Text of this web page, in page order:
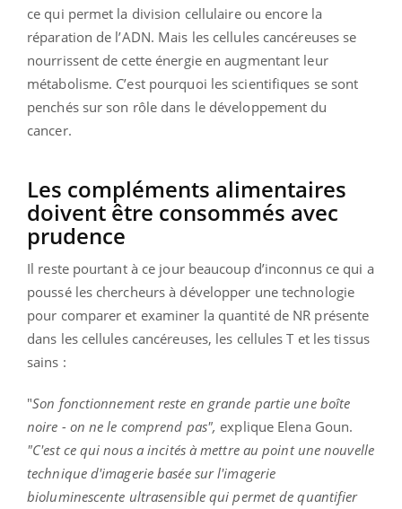
ce qui permet la division cellulaire ou encore la
réparation de l’ADN. Mais les cellules cancéreuses se
nourrissent de cette énergie en augmentant leur
métabolisme. C’est pourquoi les scientifiques se sont
penchés sur son rôle dans le développement du
cancer.
Les compléments alimentaires
doivent être consommés avec
prudence
Il reste pourtant à ce jour beaucoup d’inconnus ce qui a
poussé les chercheurs à développer une technologie
pour comparer et examiner la quantité de NR présente
dans les cellules cancéreuses, les cellules T et les tissus
sains :
"Son fonctionnement reste en grande partie une boîte
noire - on ne le comprend pas", explique Elena Goun.
"C'est ce qui nous a incités à mettre au point une nouvelle
technique d'imagerie basée sur l'imagerie
bioluminescente ultrasensible qui permet de quantifier